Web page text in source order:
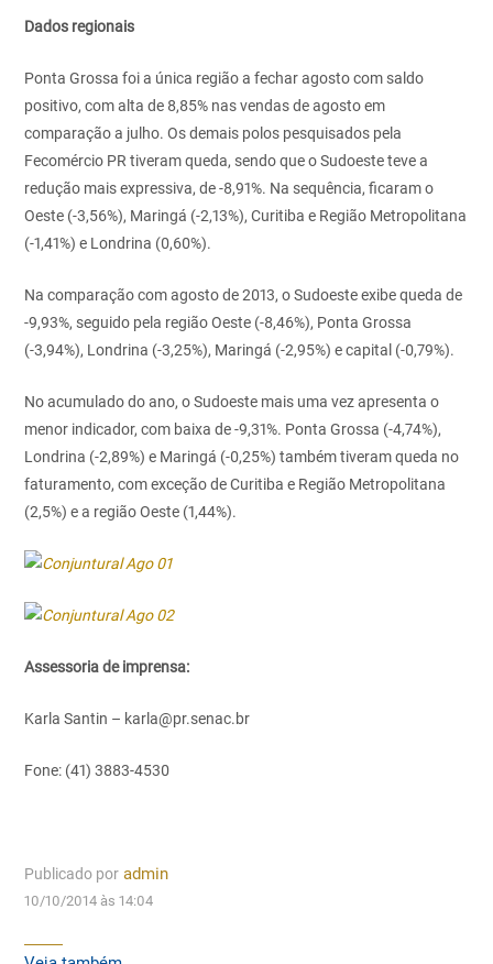
Dados regionais
Ponta Grossa foi a única região a fechar agosto com saldo
positivo, com alta de 8,85% nas vendas de agosto em
comparação a julho. Os demais polos pesquisados pela
Fecomércio PR tiveram queda, sendo que o Sudoeste teve a
redução mais expressiva, de -8,91%. Na sequência, ficaram o
Oeste (-3,56%), Maringá (-2,13%), Curitiba e Região Metropolitana
(-1,41%) e Londrina (0,60%).
Na comparação com agosto de 2013, o Sudoeste exibe queda de
-9,93%, seguido pela região Oeste (-8,46%), Ponta Grossa
(-3,94%), Londrina (-3,25%), Maringá (-2,95%) e capital (-0,79%).
No acumulado do ano, o Sudoeste mais uma vez apresenta o
menor indicador, com baixa de -9,31%. Ponta Grossa (-4,74%),
Londrina (-2,89%) e Maringá (-0,25%) também tiveram queda no
faturamento, com exceção de Curitiba e Região Metropolitana
(2,5%) e a região Oeste (1,44%).
Assessoria de imprensa:
Karla Santin – karla@pr.senac.br
Fone: (41) 3883-4530
Publicado por admin
10/10/2014 às 14:04